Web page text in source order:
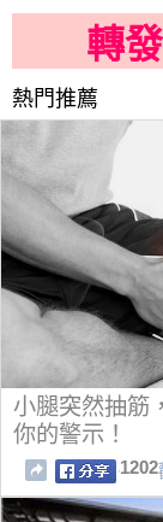
轉
熱門推薦
小腿突然抽筋
你的警示！
1202